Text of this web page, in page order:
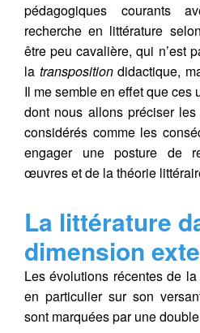
pédagogiques courants
recherche en littérature
être peu cavalière, qui n’est
la transpositiondidactique,
Il me semble en effet que ces
dont nous allons préciser
considérés comme les
engager une posture de
œuvres et de la théorie
La littérature
dimension
Les évolutions récentes de
en particulier sur son
sont marquées par une